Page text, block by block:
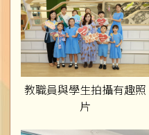
教職員與學生拍攝有趣照
片